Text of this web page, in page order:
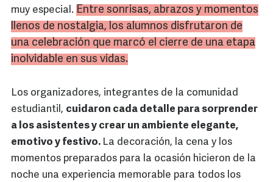
muy especial. Entre sonrisas, abrazos y momentos
llenos de nostalgia, los alumnos disfrutaron de
una celebración que marcó el cierre de una etapa
inolvidable en sus vidas.
Los organizadores, integrantes de la comunidad
estudiantil, cuidaron cada detalle para sorprender
a los asistentes y crear un ambiente elegante,
emotivo y festivo. La decoración, la cena y los
momentos preparados para la ocasión hicieron de la
noche una experiencia memorable para todos los